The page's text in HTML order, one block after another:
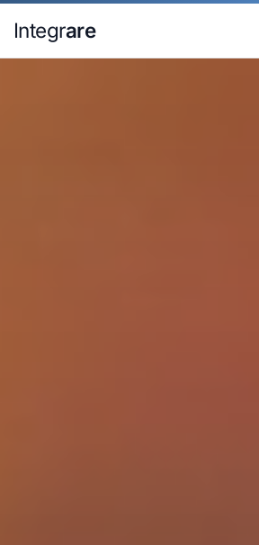
Pular para o conteudo principal
Integrare